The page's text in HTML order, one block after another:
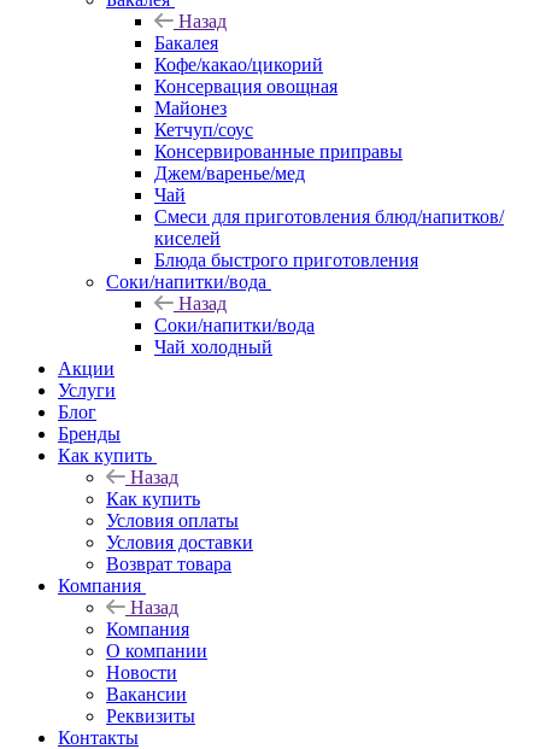
Назад
Бакалея
Кофе/какао/цикорий
Консервация овощная
Майонез
Кетчуп/соус
Консервированные приправы
Джем/варенье/мед
Чай
Смеси для приготовления блюд/напитков/
киселей
Блюда быстрого приготовления
Соки/напитки/вода
Назад
Соки/напитки/вода
Чай холодный
Акции
Услуги
Блог
Бренды
Как купить
Назад
Как купить
Условия оплаты
Условия доставки
Возврат товара
Компания
Назад
Компания
О компании
Новости
Вакансии
Реквизиты
Контакты